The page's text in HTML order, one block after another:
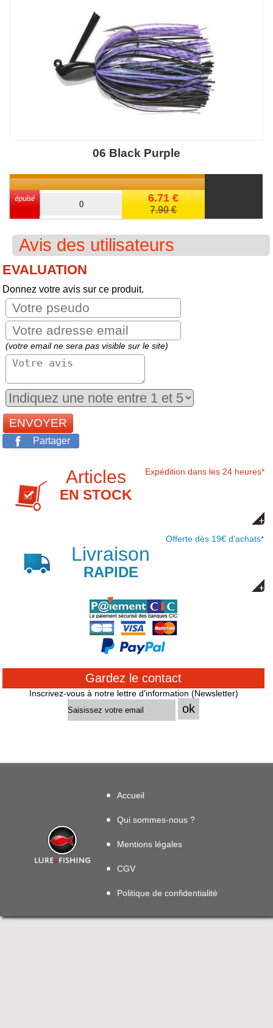
06 Black Purple
6.71 €
7.90 €
Avis des utilisateurs
EVALUATION
Donnez votre avis sur ce produit.
(votre email ne sera pas visible sur le site)
Partager
Articles
EN STOCK
Expédition dans les 24 heures*
Livraison
RAPIDE
Offerte dès 19€ d'achats*
Gardez le contact
Inscrivez-vous à notre lettre d'information (Newsletter)
Accueil
Qui sommes-nous ?
Mentions légales
CGV
Politique de confidentialité